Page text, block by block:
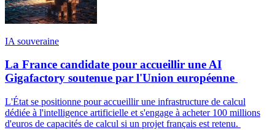
IA souveraine
La France candidate pour accueillir une AI
Gigafactory soutenue par l'Union européenne
L'État se positionne pour accueillir une infrastructure de calcul
dédiée à l'intelligence artificielle et s'engage à acheter 100 millions
d'euros de capacités de calcul si un projet français est retenu.